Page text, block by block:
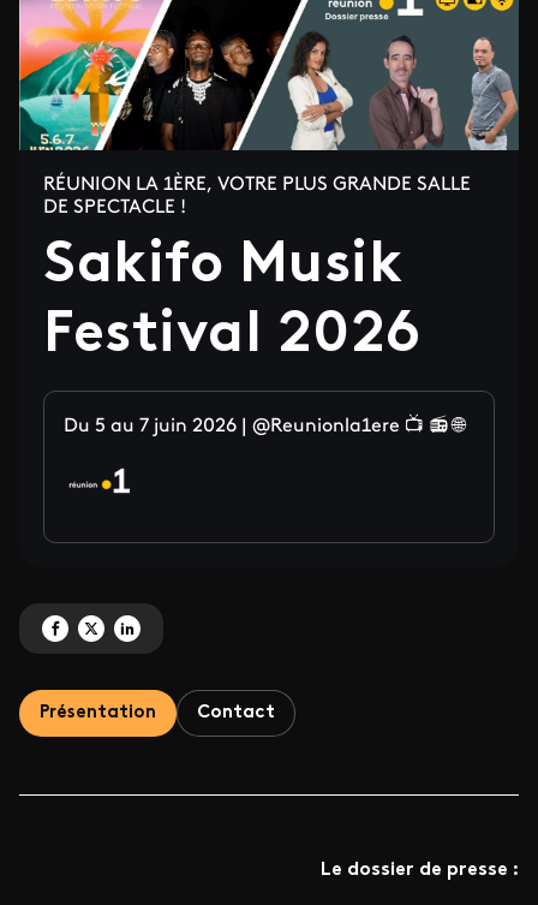
RÉUNION LA 1ÈRE, VOTRE PLUS GRANDE SALLE
DE SPECTACLE !
Sakifo Musik
Festival 2026
Du 5 au 7 juin 2026 | @Reunionla1ere 📺 📻 🌐
Partagez 'Sakifo Musik Festival 2026 ' sur Facebook
Partagez 'Sakifo Musik Festival 2026 ' sur X
Partagez 'Sakifo Musik Festival 2026 ' sur LinkedIn
Présentation Contact
Le dossier de presse :